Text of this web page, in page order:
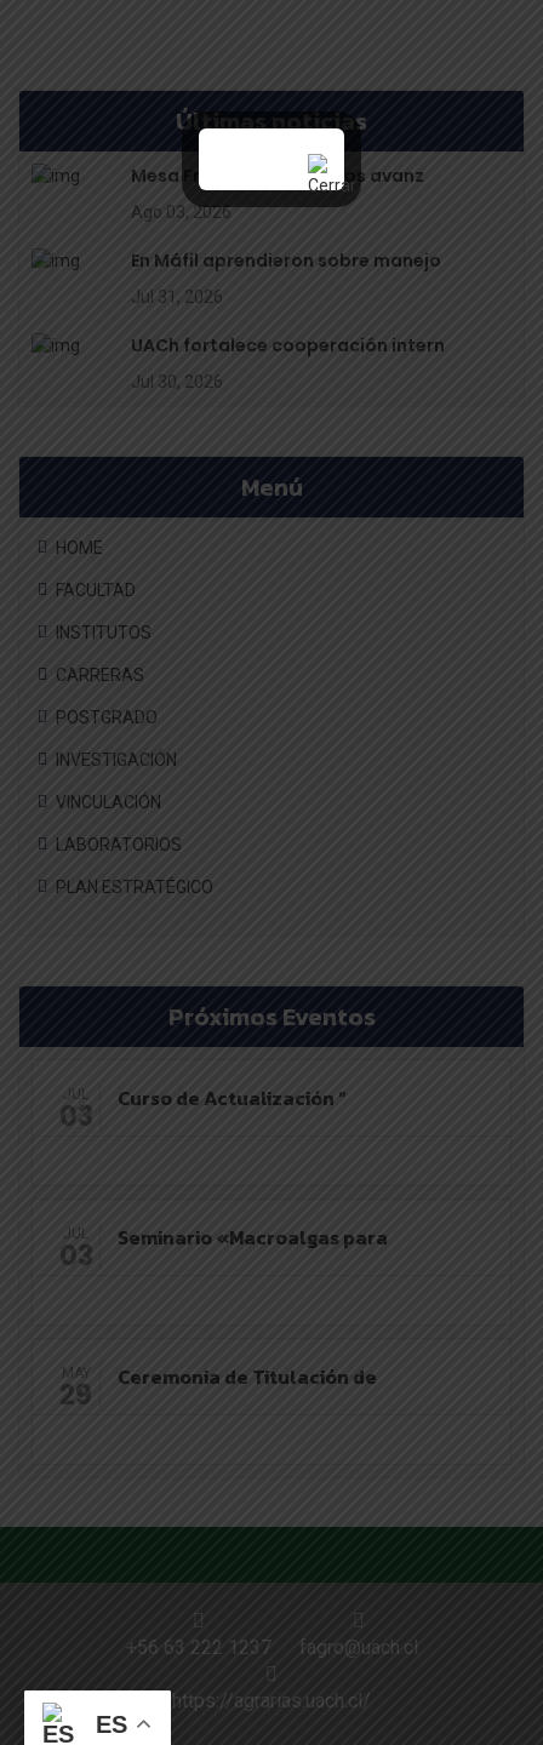
Últimas noticias
Mesa Frutícola de Los Ríos avanz
Ago 03, 2026
En Máfil aprendieron sobre manejo
Jul 31, 2026
UACh fortalece cooperación intern
Jul 30, 2026
Menú
HOME
FACULTAD
INSTITUTOS
CARRERAS
POSTGRADO
INVESTIGACIÓN
VINCULACIÓN
LABORATORIOS
PLAN ESTRATÉGICO
Próximos Eventos
JUL
03 Curso de Actualización “
JUL
03 Seminario «Macroalgas para
MAY
29 Ceremonia de Titulación de
+56 63 222 1237 fagro@uach.cl
https://agrarias.uach.cl/
ES